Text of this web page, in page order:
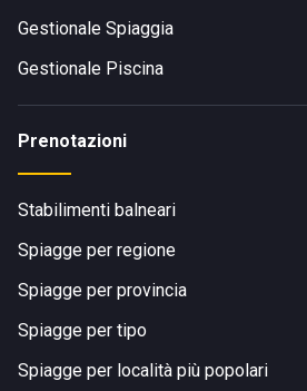
Gestionale Spiaggia
Gestionale Piscina
Prenotazioni
Stabilimenti balneari
Spiagge per regione
Spiagge per provincia
Spiagge per tipo
Spiagge per località più popolari